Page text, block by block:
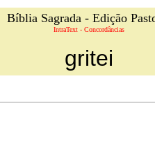
Bíblia Sagrada - Edição
IntraText - Concordâncias
gritei